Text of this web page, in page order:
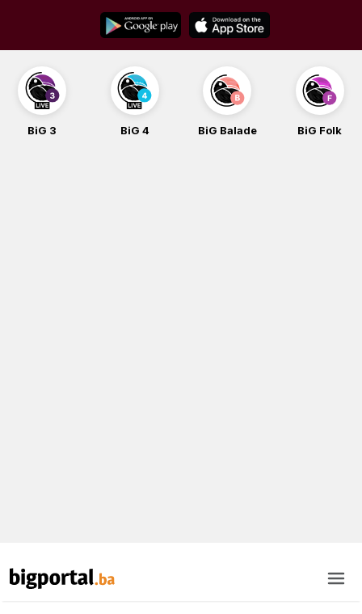
content
BiG 3 BiG 4 BiG Balade BiG Folk